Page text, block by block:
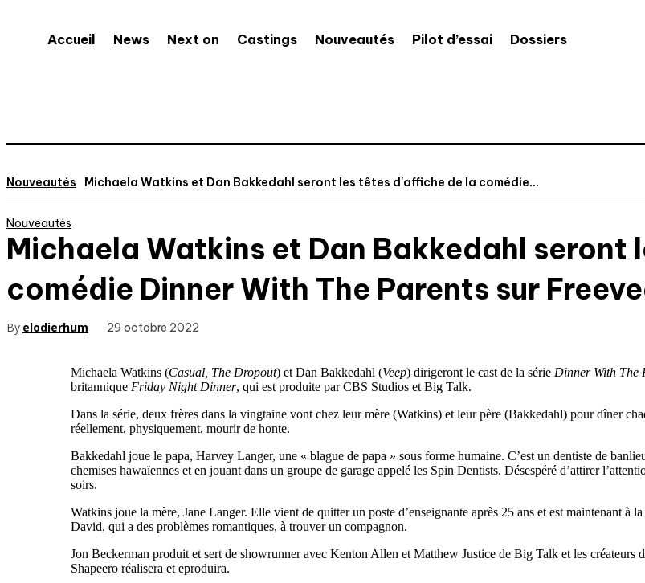
Accueil News Next on Castings Nouveautés Pilot d’essai Dossiers
Nouveautés Michaela Watkins et Dan Bakkedahl seront les têtes d'affiche de la comédie...
Nouveautés
Michaela Watkins et Dan Bakkedahl seront
comédie Dinner With The Parents sur
By elodierhum 29 octobre 2022
Michaela Watkins (Casual, The Dropout) et Dan Bakkedahl (Veep) dirigeront le cast de la série Dinner With The
britannique Friday Night Dinner, qui est produite par CBS Studios et Big Talk.
Dans la série, deux frères dans la vingtaine vont chez leur mère (Watkins) et leur père (Bakkedahl) pour dîner
réellement, physiquement, mourir de honte.
Bakkedahl joue le papa, Harvey Langer, une « blague de papa » sous forme humaine. C’est un dentiste de
chemises hawaïennes et en jouant dans un groupe de garage appelé les Spin Dentists. Désespéré d’attirer
soirs.
Watkins joue la mère, Jane Langer. Elle vient de quitter un poste d’enseignante après 25 ans et est maintenant
David, qui a des problèmes romantiques, à trouver un compagnon.
Jon Beckerman produit et sert de showrunner avec Kenton Allen et Matthew Justice de Big Talk et les
Shapeero réalisera et eproduira.